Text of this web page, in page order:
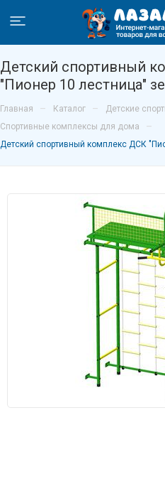
Детский спортивный
"Пионер 10 лестница"
Главная – Каталог – Детские
Спортивные комплексы для дома –
Детский спортивный комплекс ДСК